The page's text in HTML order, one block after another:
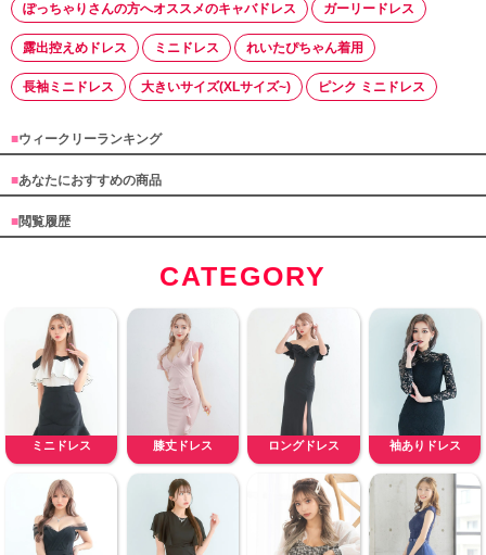
ぽっちゃりさんの方へオススメのキャバドレス ガーリードレス
露出控えめドレス ミニドレス れいたぴちゃん着用
長袖ミニドレス 大きいサイズ(XLサイズ~) ピンク ミニドレス
■ウィークリーランキング
■あなたにおすすめの商品
■閲覧履歴
CATEGORY
ミニドレス 膝丈ドレス ロングドレス 袖ありドレス